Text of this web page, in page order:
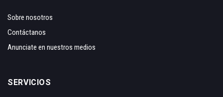
Sobre nosotros
Contáctanos
Anunciate en nuestros medios
SERVICIOS